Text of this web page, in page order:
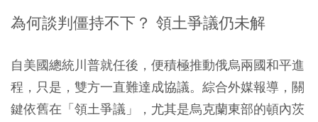
為何談判僵持不下？ 領土爭議仍未解
自美國總統川普就任後，便積極推動俄烏兩國和平進
程，只是，雙方一直難達成協議。綜合外媒報導，關
鍵依舊在「領土爭議」，尤其是烏克蘭東部的頓內茨